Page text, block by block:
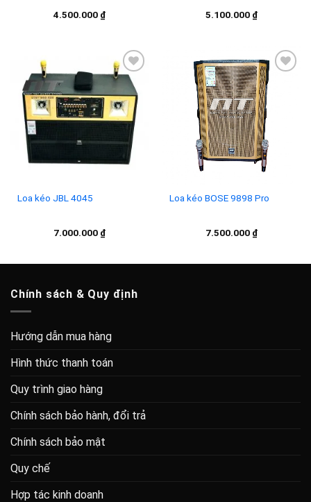
4.500.000 ₫ 5.100.000 ₫
Add to
wishlist
Loa kéo JBL 4045
7.000.000 ₫
wishlist
Loa kéo BOSE 9898 Pro
7.500.000 ₫
Chính sách & Quy định
Hướng dẫn mua hàng
Hình thức thanh toán
Quy trình giao hàng
Chính sách bảo hành, đổi trả
Chính sách bảo mật
Quy chế
Hợp tác kinh doanh